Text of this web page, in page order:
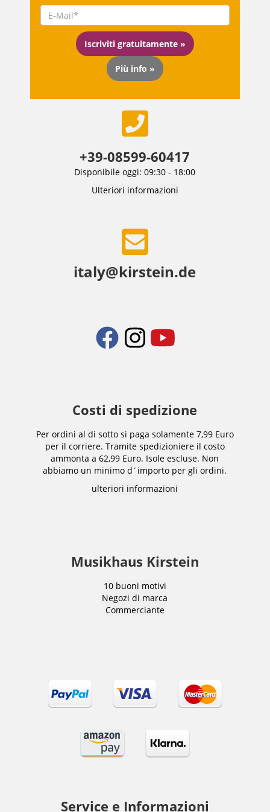
Iscriviti gratuitamente »
Più info »
+39-08599-60417
Disponibile oggi: 09:30 - 18:00
Ulteriori informazioni
italy@kirstein.de
Costi di spedizione
Per ordini al di sotto si paga solamente 7,99 Euro
per il corriere. Tramite spedizioniere il costo
ammonta a 62,99 Euro. Isole escluse. Non
abbiamo un minimo d´importo per gli ordini.
ulteriori informazioni
Musikhaus Kirstein
10 buoni motivi
Negozi di marca
Commerciante
Service e Informazioni